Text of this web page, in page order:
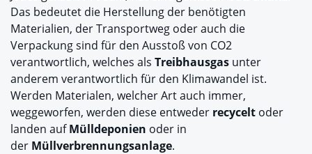
Das bedeutet die Herstellung der benötigten
Materialien, der Transportweg oder auch die
Verpackung sind für den Ausstoß von CO2
verantwortlich, welches als Treibhausgas unter
anderem verantwortlich für den Klimawandel ist.
Werden Materialen, welcher Art auch immer,
weggeworfen, werden diese entweder recycelt oder
landen aufMülldeponien oder in
der Müllverbrennungsanlage.